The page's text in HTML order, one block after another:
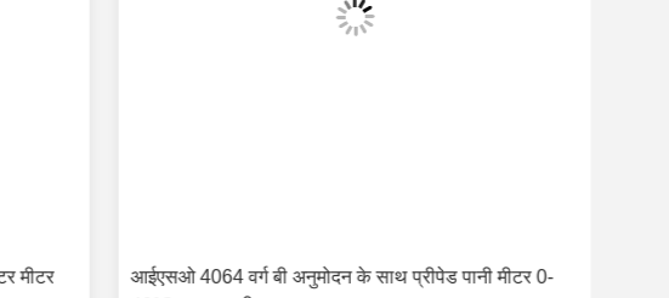
मीटर
आईएसओ 4064 वर्ग बी अनुमोदन के साथ प्रीपेड पानी मीटर 0-